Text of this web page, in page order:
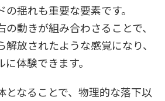
揺れも重要な要素です。
動きが組み合わさることで、
放されたような感覚になり、
体験できます。
となることで、物理的な落下以